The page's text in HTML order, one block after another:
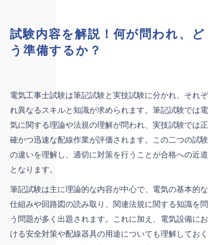
試験内容を解説！何が問われ、ど
う準備するか？
電気工事士試験は筆記試験と実技試験に分かれ、それぞ
れ異なるスキルと知識が求められます。筆記試験では電
気に関する理論や法規の理解が問われ、実技試験では正
確かつ迅速な配線作業が評価されます。この二つの試験
の違いを理解し、適切に対策を行うことが合格への近道
となります。
筆記試験は主に理論的な内容が中心で、電気の基本的な
仕組みや回路図の読み取り、関連法規に関する知識を問
う問題が多く出題されます。これに加え、電気設備にお
ける安全対策や配線器具の用途についても理解しておく